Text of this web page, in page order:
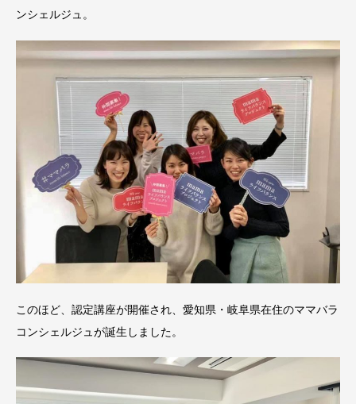
ンシェルジュ。
このほど、認定講座が開催され、愛知県・岐阜県在住のママバラ
コンシェルジュが誕生しました。